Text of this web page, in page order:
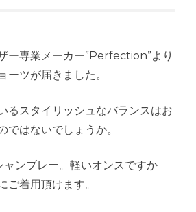
ー専業メーカー”Perfection”より
ーツが届きました。
るスタイリッシュなバランスはお
ではないでしょうか。
ンブレー。軽いオンスですか
ご着用頂けます。